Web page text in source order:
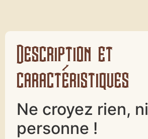
Description et
caractéristiques
Ne croyez rien, ni
personne !